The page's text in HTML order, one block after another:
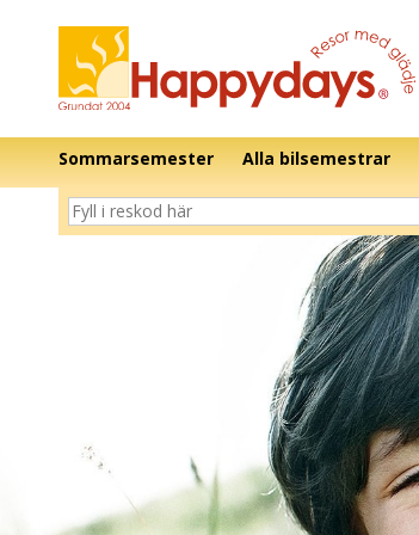
Sommarsemester Alla bilsemestrar